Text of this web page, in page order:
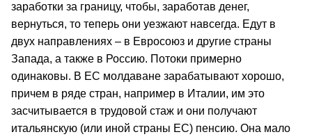
заработки за границу, чтобы, заработав денег,
вернуться, то теперь они уезжают навсегда. Едут в
двух направлениях – в Евросоюз и другие страны
Запада, а также в Россию. Потоки примерно
одинаковы. В ЕС молдаване зарабатывают хорошо,
причем в ряде стран, например в Италии, им это
засчитывается в трудовой стаж и они получают
итальянскую (или иной страны ЕС) пенсию. Она мало